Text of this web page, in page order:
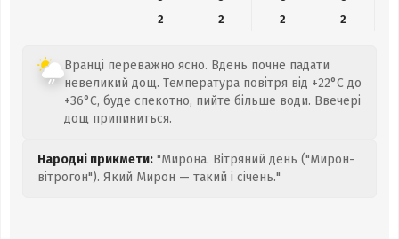
2
2 2 2
Вранці переважно ясно. Вдень почне падати
невеликий дощ. Температура повітря від +22°C до
+36°C, буде спекотно, пийте більше води. Ввечері
дощ припиниться.
Народні прикмети: "Мирона. Вітряний день ("Мирон-
вітрогон"). Який Мирон — такий і січень."